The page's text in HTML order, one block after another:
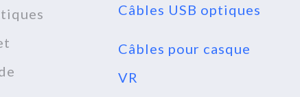
Câbles USB optiques
Câbles pour casque
VR